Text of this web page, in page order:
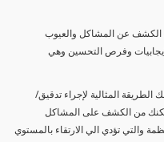
الكشف عن المشاكل والعيوب
وفرص التحسين وهي
المثالية لإجراء تدقيق/
تمكنك من الكشف على المشاكل
والتي تؤدي الي الارتقاء بالمستوي